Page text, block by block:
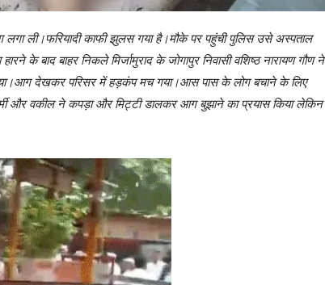
लगा ली।फरियादी काफी झुलस गया है।मौके पर पहुंची पुलिस उसे अस्पताल
के बाद बाहर निकले मिर्जामुराद के जोगापुर निवासी वशिष्ठ नारायण गौण ने
देखकर परिसर में हड़कंप मच गया।आस पास के लोग बचाने के लिए
और वकील ने कपड़ा और मिट्टी डालकर आग बुझाने का प्रयास किया लेकिन